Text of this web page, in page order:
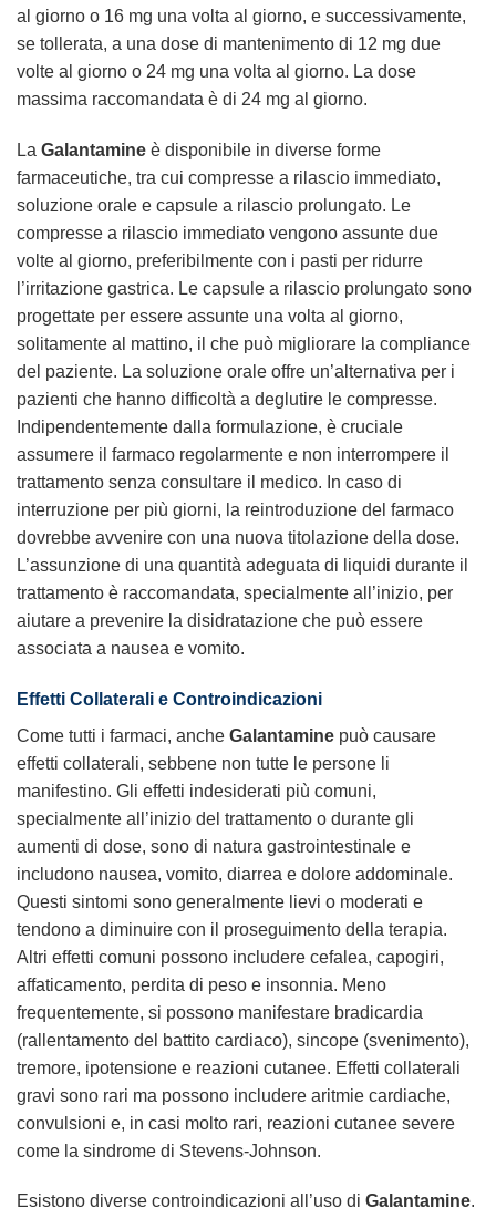
al giorno o 16 mg una volta al giorno, e successivamente,
se tollerata, a una dose di mantenimento di 12 mg due
volte al giorno o 24 mg una volta al giorno. La dose
massima raccomandata è di 24 mg al giorno.
La Galantamine è disponibile in diverse forme
farmaceutiche, tra cui compresse a rilascio immediato,
soluzione orale e capsule a rilascio prolungato. Le
compresse a rilascio immediato vengono assunte due
volte al giorno, preferibilmente con i pasti per ridurre
l’irritazione gastrica. Le capsule a rilascio prolungato sono
progettate per essere assunte una volta al giorno,
solitamente al mattino, il che può migliorare la compliance
del paziente. La soluzione orale offre un’alternativa per i
pazienti che hanno difficoltà a deglutire le compresse.
Indipendentemente dalla formulazione, è cruciale
assumere il farmaco regolarmente e non interrompere il
trattamento senza consultare il medico. In caso di
interruzione per più giorni, la reintroduzione del farmaco
dovrebbe avvenire con una nuova titolazione della dose.
L’assunzione di una quantità adeguata di liquidi durante il
trattamento è raccomandata, specialmente all’inizio, per
aiutare a prevenire la disidratazione che può essere
associata a nausea e vomito.
Effetti Collaterali e Controindicazioni
Come tutti i farmaci, anche Galantamine può causare
effetti collaterali, sebbene non tutte le persone li
manifestino. Gli effetti indesiderati più comuni,
specialmente all’inizio del trattamento o durante gli
aumenti di dose, sono di natura gastrointestinale e
includono nausea, vomito, diarrea e dolore addominale.
Questi sintomi sono generalmente lievi o moderati e
tendono a diminuire con il proseguimento della terapia.
Altri effetti comuni possono includere cefalea, capogiri,
affaticamento, perdita di peso e insonnia. Meno
frequentemente, si possono manifestare bradicardia
(rallentamento del battito cardiaco), sincope (svenimento),
tremore, ipotensione e reazioni cutanee. Effetti collaterali
gravi sono rari ma possono includere aritmie cardiache,
convulsioni e, in casi molto rari, reazioni cutanee severe
come la sindrome di Stevens-Johnson.
Esistono diverse controindicazioni all’uso di Galantamine.